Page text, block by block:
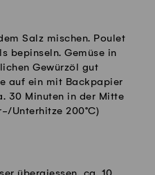
Salz mischen. Poulet
bepinseln. Gemüse in
Gewürzöl gut
auf ein mit Backpapier
30 Minuten in der Mitte
Unterhitze 200°C)